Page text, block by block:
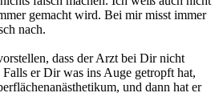
gemacht wird. Bei mir misst immer
nach.
dass der Arzt bei Dir nicht
Falls er Dir was ins Auge getropft hat,
und dann hat er